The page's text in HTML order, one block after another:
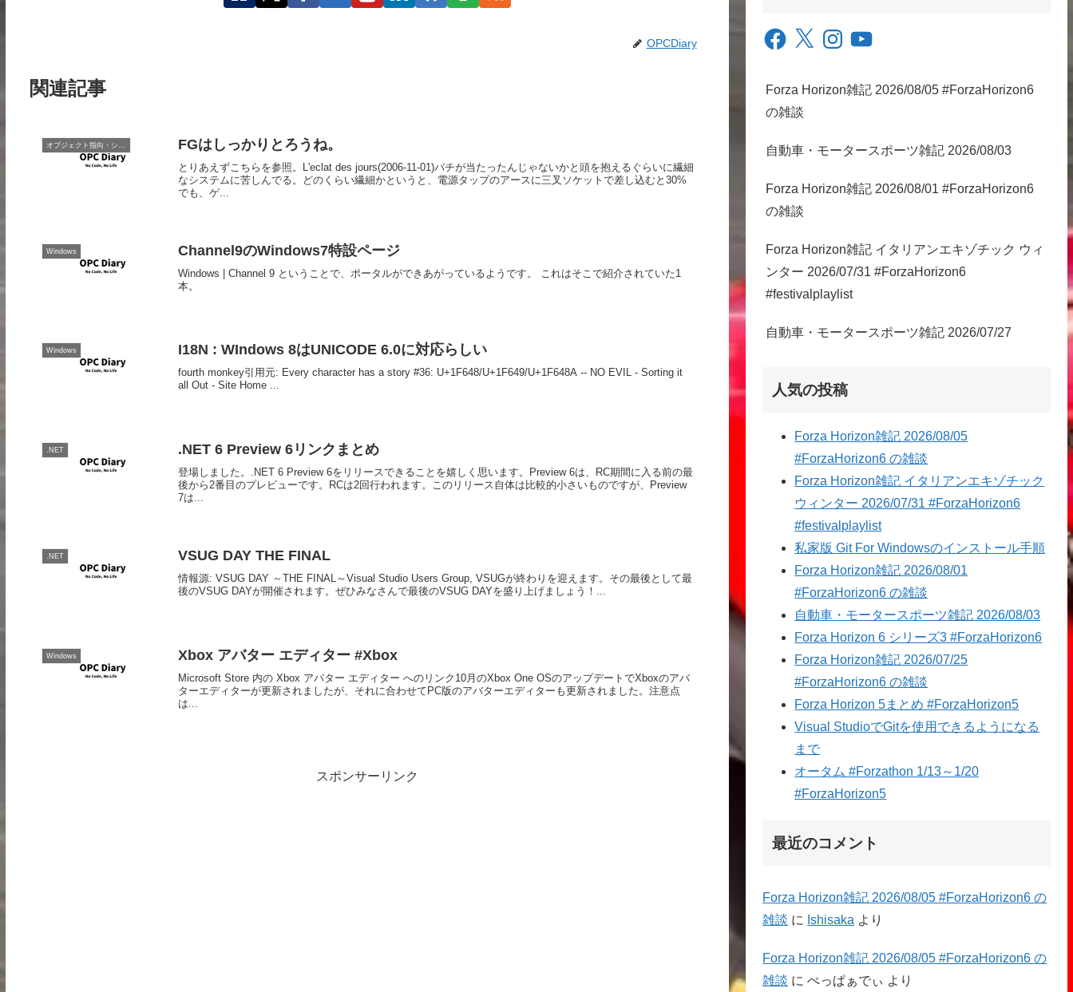
OPCDiary
関連記事
FGはしっかりとろうね。
とりあえずこちらを参照。L'eclat des jours(2006-11-01)バチが当たったんじゃないかと頭を抱えるぐらいに繊細
なシステムに苦しんでる。どのくらい繊細かというと、電源タップのアースに三叉ソケットで差し込むと30%
でも、ゲ...
Windows Channel9のWindows7特設ページ
Windows | Channel 9 ということで、ポータルができあがっているようです。 これはそこで紹介されていた1
本。
Windows I18N : WIndows 8はUNICODE 6.0に対応らしい
fourth monkey引用元: Every character has a story #36: U+1F648/U+1F649/U+1F648A -- NO EVIL - Sorting it
all Out - Site Home ...
.NET .NET 6 Preview 6リンクまとめ
登場しました。.NET 6 Preview 6をリリースできることを嬉しく思います。Preview 6は、RC期間に入る前の最
後から2番目のプレビューです。RCは2回行われます。このリリース自体は比較的小さいものですが、Preview
7は...
.NET VSUG DAY THE FINAL
情報源: VSUG DAY ～THE FINAL～Visual Studio Users Group, VSUGが終わりを迎えます。その最後として最
後のVSUG DAYが開催されます。ぜひみなさんで最後のVSUG DAYを盛り上げましょう！...
Windows Xbox アバター エディター #Xbox
Microsoft Store 内の Xbox アバター エディター へのリンク10月のXbox One OSのアップデートでXboxのアバ
ターエディターが更新されましたが、それに合わせてPC版のアバターエディターも更新されました。注意点
は...
スポンサーリンク
Facebook
X InstagramYouTube
Forza Horizon雑記 2026/08/05 #ForzaHorizon6
の雑談
自動車・モータースポーツ雑記 2026/08/03
Forza Horizon雑記 2026/08/01 #ForzaHorizon6
の雑談
Forza Horizon雑記 イタリアンエキゾチック ウィ
ンター 2026/07/31 #ForzaHorizon6
#festivalplaylist
自動車・モータースポーツ雑記 2026/07/27
人気の投稿
Forza Horizon雑記 2026/08/05
#ForzaHorizon6 の雑談
Forza Horizon雑記 イタリアンエキゾチック
ウィンター 2026/07/31 #ForzaHorizon6
#festivalplaylist
私家版 Git For Windowsのインストール手順
Forza Horizon雑記 2026/08/01
#ForzaHorizon6 の雑談
自動車・モータースポーツ雑記 2026/08/03
Forza Horizon 6 シリーズ3 #ForzaHorizon6
Forza Horizon雑記 2026/07/25
#ForzaHorizon6 の雑談
Forza Horizon 5まとめ #ForzaHorizon5
Visual StudioでGitを使用できるようになる
まで
オータム #Forzathon 1/13～1/20
#ForzaHorizon5
最近のコメント
Forza Horizon雑記 2026/08/05 #ForzaHorizon6 の
雑談 に Ishisaka より
Forza Horizon雑記 2026/08/05 #ForzaHorizon6 の
雑談 にぺっぱぁでぃ より